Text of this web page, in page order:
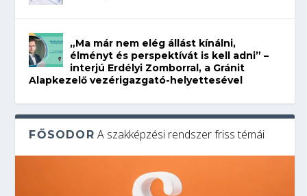
„Ma már nem elég állást kínálni,
élményt és perspektívát is kell adni” –
interjú Erdélyi Zomborral, a Gránit
Alapkezelő vezérigazgató-helyettesével
FŐSODOR A szakképzési rendszer friss témái